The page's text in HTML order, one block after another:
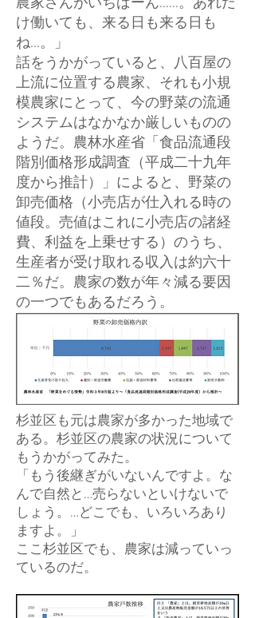
農家さんがいちばーん……。あれだ
け働いても、来る日も来る日も
ね…。」
話をうかがっていると、八百屋の
上流に位置する農家、それも小規
模農家にとって、今の野菜の流通
システムはなかなか厳しいものの
ようだ。農林水産省「食品流通段
階別価格形成調査（平成二十九年
度から推計）」によると、野菜の
卸売価格（小売店が仕入れる時の
値段。売値はこれに小売店の諸経
費、利益を上乗せする）のうち、
生産者が受け取れる収入は約六十
二％だ。農家の数が年々減る要因
の一つでもあるだろう。
杉並区も元は農家が多かった地域で
ある。杉並区の農家の状況について
もうかがってみた。
「もう後継ぎがいないんですよ。な
んで自然と…売らないといけないで
しょう。…どこでも、いろいろあり
ますよ。」
ここ杉並区でも、農家は減っていっ
ているのだ。